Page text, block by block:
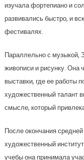
изучала фортепиано и
развивались быстро, и
фестивалях.
Параллельно с музыкой,
живописи и рисунку. Она
выставки, где ее работы
художественный талант
смысле, который
После окончания
художественный
учебы она принимала